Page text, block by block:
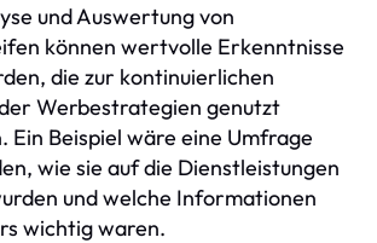
und Auswertung von
können wertvolle Erkenntnisse
die zur kontinuierlichen
Werbestrategien genutzt
Ein Beispiel wäre eine Umfrage
wie sie auf die Dienstleistungen
und welche Informationen
wichtig waren.